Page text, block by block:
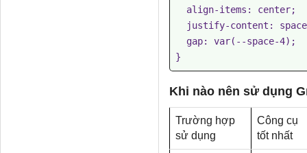
Khi nào nên sử dụng
Trường hợp
sử dụng
Công cụ
tốt nhất